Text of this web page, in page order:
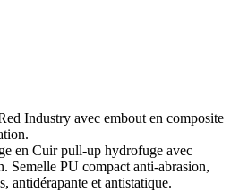
Industry avec embout en composite
en Cuir pull-up hydrofuge avec
Semelle PU compact anti-abrasion,
antidérapante et antistatique.